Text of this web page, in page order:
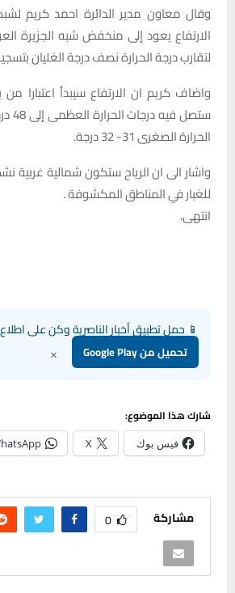
وقال معاون مدير الدائرة احمد كريم
الارتفاع يعود إلى منخفض شبه الجزيرة
لتقارب درجة الحرارة نصف درجة الغليان بتسجيلها ٤٨
واضاف كريم ان الارتفاع سيبدأ اعتبارا
الحرارة الصغرى 31- 32 درجة.
واشار الى ان الرياح ستكون شمالية غربية
للغبار في المناطق المكشوفة .
انتهى.
📱 حمل تطبيق أخبار الناصرية وكن على
تحميل من Google Play ×
شارك هذا الموضوع:
فيس بوك X
مشاركة 0